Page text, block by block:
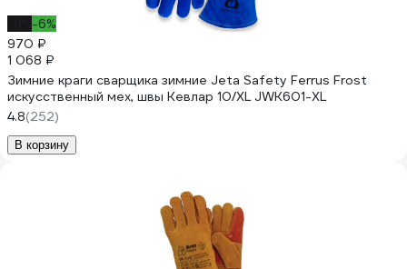
-6%
970 ₽
1 068 ₽
Зимние краги сварщика зимние Jeta Safety Ferrus Frost
искусственный мех, швы Кевлар 10/XL JWK601-XL
4.8(252)
В корзину